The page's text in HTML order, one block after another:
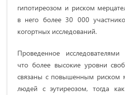
гипотиреозом и риском
в него более 30 000
когортных исследований.
Проведенное исследователями
что более высокие уровни
связаны с повышенным риском
людей с эутиреозом, тогда